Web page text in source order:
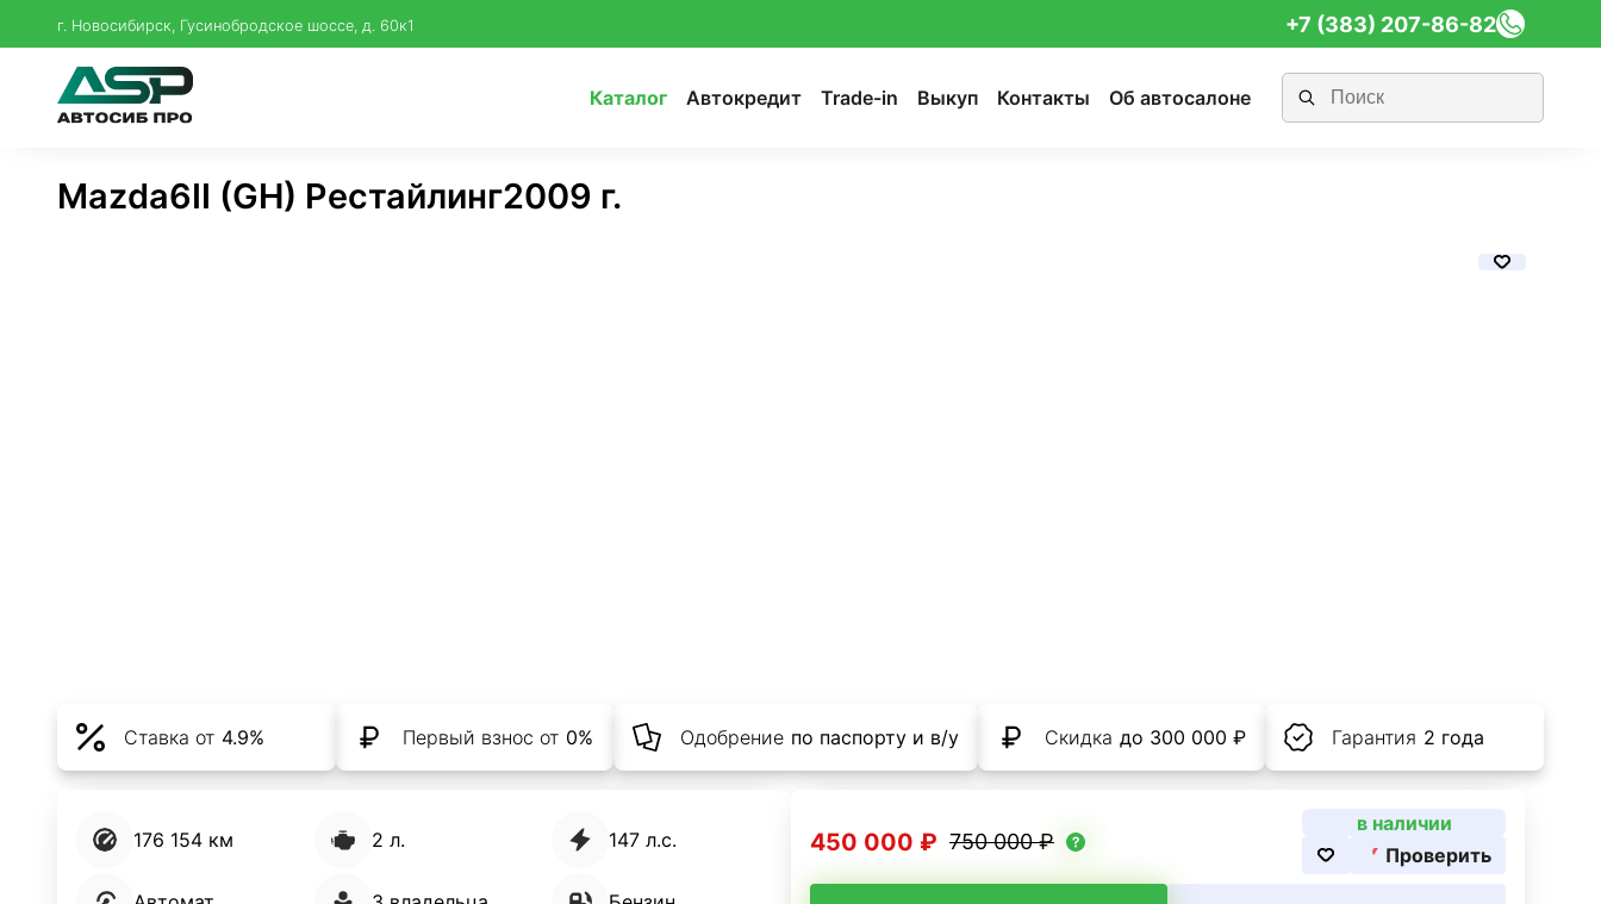
г. Новосибирск, Гусинобродское шоссе, д. 60к1 +7 (383) 207-86-82
Каталог Автокредит Trade-in Выкуп Контакты Об автосалоне
Mazda6II (GH) Рестайлинг2009 г.
Ставка от 4.9% Первый взнос от 0% Одобрение по паспорту и в/у Скидка до 300 000 ₽ Гарантия 2 года
176 154 км 2 л. 147 л.с. 450 000 ₽ 750 000 ₽
в наличии
Проверить